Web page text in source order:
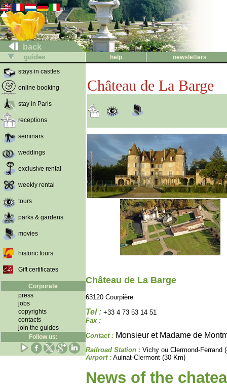
back
guides help
newsletters
stays in castles
online booking
stay in Paris
receptions
seminars
weddings
exclusive rental
weekly rental
tours
parks & gardens
movies
historic tours
Gift certificates
Corporate
press
jobs
copyrights
contacts
join the guides
Follow us:
Château de La Barge
Château de La Barge
63120 Courpière
Tel : +33 4 73 53 14 51
Fax :
Contact : Monsieur et Madame de
Railroad Station : Vichy ou Clermond-Ferrand
Airport : Aulnat-Clermont (30 Km)
News of the